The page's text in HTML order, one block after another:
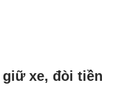
giữ xe, đòi tiền